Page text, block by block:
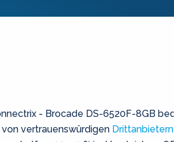
- Brocade DS-6520F-8GB
vertrauenswürdigen